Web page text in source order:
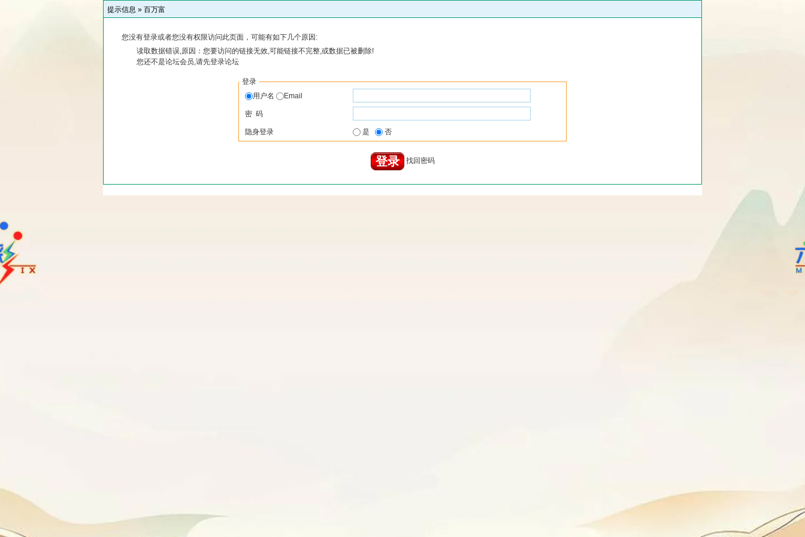
提示信息 » 百万富
您没有登录或者您没有权限访问此页面，可能有如下几个原因:
读取数据错误,原因：您要访问的链接无效,可能链接不完整,或数据已被删除!
您还不是论坛会员,请先登录论坛
登录
用户名
Email
密 码
隐身登录 是 否
找回密码